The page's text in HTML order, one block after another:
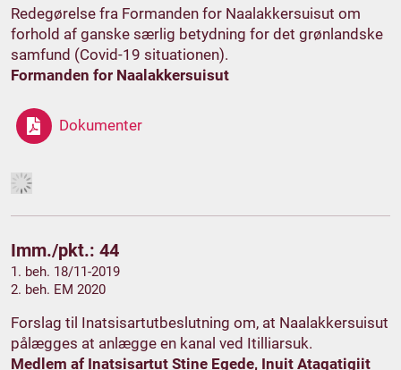
Redegørelse fra Formanden for Naalakkersuisut om
forhold af ganske særlig betydning for det grønlandske
samfund (Covid-19 situationen).
Formanden for Naalakkersuisut
Dokumenter
Imm./pkt.: 44
1. beh. 18/11-2019
2. beh. EM 2020
Forslag til Inatsisartutbeslutning om, at Naalakkersuisut
pålægges at anlægge en kanal ved Itilliarsuk.
Medlem af Inatsisartut Stine Egede, Inuit Ataqatigiit